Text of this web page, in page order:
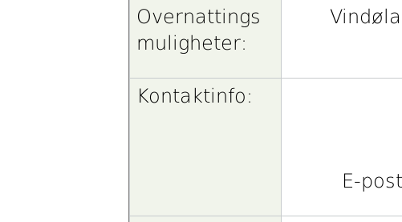
Overnattings
muligheter:
Kontaktinfo:
E-